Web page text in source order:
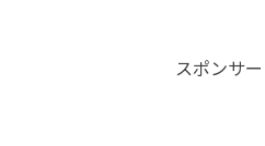
スポンサ